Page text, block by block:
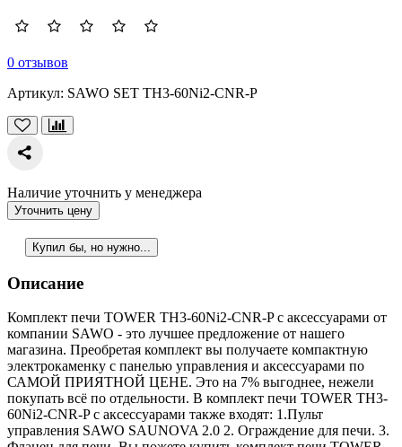
0 отзывов
Артикул: SAWO SET TH3-60Ni2-CNR-P
Наличие уточнить у менеджера
Уточнить цену
Купил бы, но нужно...
Описание
Комплект печи TOWER TH3-60Ni2-CNR-P с аксессуарами от
компании SAWO - это лучшее предложение от нашего
магазина. Преобретая комплект вы получаете компактную
электрокаменку с панелью управления и аксессуарами по
САМОЙ ПРИЯТНОЙ ЦЕНЕ. Это на 7% выгоднее, нежели
покупать всё по отдельности. В комплект печи TOWER TH3-
60Ni2-CNR-P с аксессуарами также входят: 1.Пульт
управления SAWO SAUNOVA 2.0 2. Ограждение для печи. 3.